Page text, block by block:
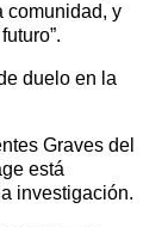
comunidad, y
duelo en la
Graves del
está
investigación.